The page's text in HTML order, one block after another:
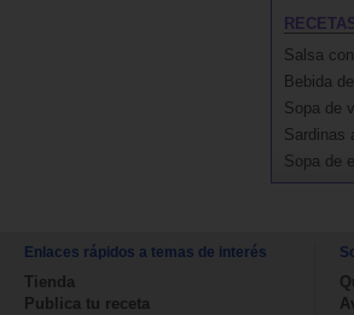
Salsa
Bebida
Sopa de
Sardinas
Sopa de
Enlaces rápidos a temas de interés
Tienda
Publica tu receta